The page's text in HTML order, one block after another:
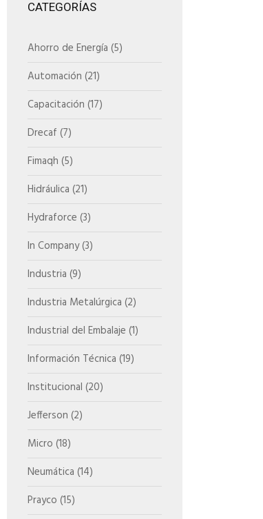
CATEGORÍAS
Ahorro de Energía (5)
Automación (21)
Capacitación (17)
Drecaf (7)
Fimaqh (5)
Hidráulica (21)
Hydraforce (3)
In Company(3)
Industria (9)
Industria Metalúrgica (2)
Industrial del Embalaje (1)
Información Técnica (19)
Institucional (20)
Jefferson (2)
Micro (18)
Neumática (14)
Prayco (15)